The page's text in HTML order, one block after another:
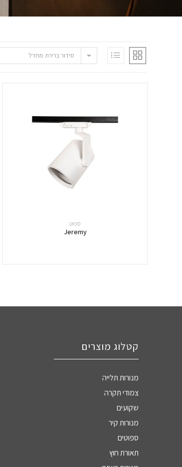
סידור ברירת מחדל
ספוט
Jeremy
קטלוג מוצרים
מנורות תלייה
צמודי תקרה
שקועים
מנורות קיר
ספוטים
תאורת חוץ